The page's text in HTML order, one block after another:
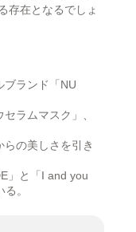
存在となるでしょ
ブランド「NU
ラムマスク」、
らの美しさを引き
」と「I and you
。